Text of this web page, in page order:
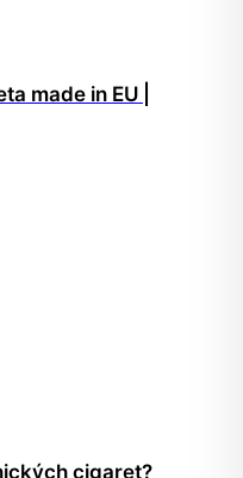
made in EU |
cigaret?